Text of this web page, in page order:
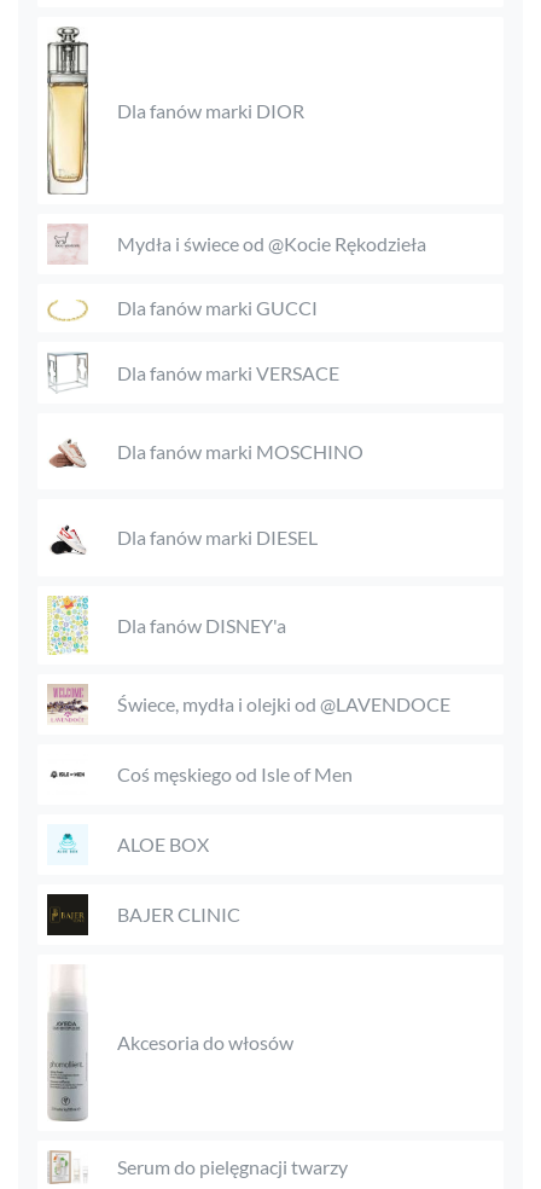
Dla fanów marki DIOR
Mydła i świece od @Kocie Rękodzieła
Dla fanów marki GUCCI
Dla fanów marki VERSACE
Dla fanów marki MOSCHINO
Dla fanów marki DIESEL
Dla fanów DISNEY'a
Świece, mydła i olejki od @LAVENDOCE
Coś męskiego od Isle of Men
ALOE BOX
BAJER CLINIC
Akcesoria do włosów
Serum do pielęgnacji twarzy